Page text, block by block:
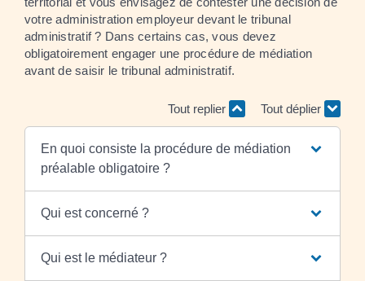
votre administration employeur devant le tribunal
administratif ? Dans certains cas, vous devez
obligatoirement engager une procédure de médiation
avant de saisir le tribunal administratif.
Tout replier Tout déplier
En quoi consiste la procédure de médiation
préalable obligatoire ?
Qui est concerné ?
Qui est le médiateur ?